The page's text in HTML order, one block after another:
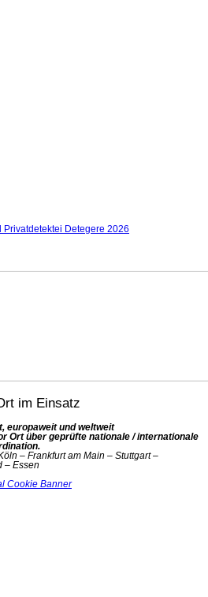
Detegere 2026
im Einsatz
europaweit und weltweit
Ort über geprüfte nationale / internationale
– Frankfurt am Main – Stuttgart –
– Essen
Cookie Banner